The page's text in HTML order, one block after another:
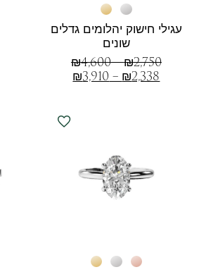
עגילי חישוק יהלומים גדלים
שונים
₪2,750
–
₪4,600
₪2,338
–
₪3,910